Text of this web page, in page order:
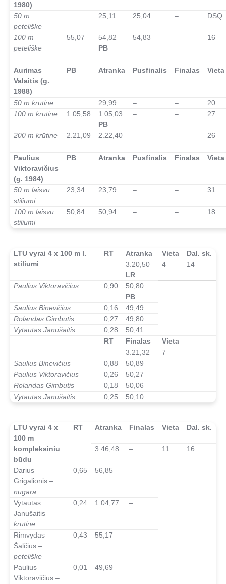
1980)
50 m
peteliške
25,11 25,04 – DSQ
100 m
peteliške
55,07
54,82
PB
54,83 – 16
Aurimas
Valaitis (g.
1988)
PB Atranka Pusfinalis Finalas Vieta
50 m krūtine 29,99 – –
20
100 m krūtine
1.05,58
1.05,03
PB
– – 27
200 m krūtine 2.21,09 2.22,40 – –
26
Paulius
Viktoravičius
(g. 1984)
PB Atranka Pusfinalis Finalas Vieta
50 m laisvu
stiliumi
23,34 23,79 – – 31
100 m laisvu
stiliumi
50,84 50,94 – – 18
LTU vyrai 4 x 100 m l.
stiliumi
RT Atranka Vieta
Dal. sk.
3.20,50
LR
4 14
Paulius Viktoravičius 0,90
50,80
PB
Saulius Binevičius
0,16
49,49
Rolandas Gimbutis
0,27
49,80
Vytautas Janušaitis
0,28 50,41
RT Finalas
Vieta
3.21,32
7
Saulius Binevičius
0,88
50,89
Paulius Viktoravičius
0,26
50,27
Rolandas Gimbutis
0,18
50,06
Vytautas Janušaitis
0,25 50,10
LTU vyrai 4 x
100 m
kompleksiniu
būdu
RT Atranka Finalas Vieta Dal. sk.
3.46,48 – 11 16
Darius
Grigalionis –
nugara
0,65 56,85 –
Vytautas
Janušaitis –
krūtine
0,24 1.04,77 –
Rimvydas
Šalčius –
peteliške
0,43 55,17 –
Paulius
Viktoravičius –
0,01 49,69 –